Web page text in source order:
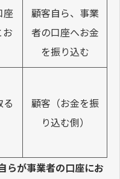
座
お
顧客自ら、事業
者の口座へお金
を振り込む
る
顧客（お金を振
り込む側）
らが事業者の口座にお